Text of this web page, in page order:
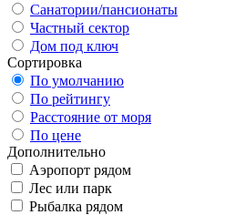
Санатории/пансионаты
Частный сектор
Дом под ключ
Сортировка
По умолчанию
По рейтингу
Расстояние от моря
По цене
Дополнительно
Аэропорт рядом
Лес или парк
Рыбалка рядом